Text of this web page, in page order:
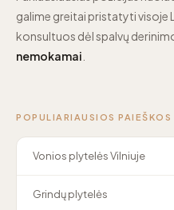
galime greitai pristatyti visoje
konsultuos dėl spalvų
nemokamai
POPULIARIAUSIOS PAIEŠKOS
Vonios plytelės Vilniuje
Grindų plytelės